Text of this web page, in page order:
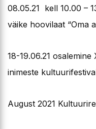
08.05.21 kell 10.00 –
väike hoovilaat “Oma
18-19.06.21
inimeste
August 2021